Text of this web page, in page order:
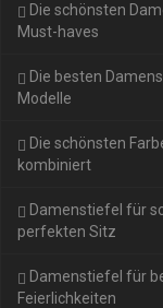
Die schönsten
Must-haves
Die besten
Modelle
Die schönsten
kombiniert
Damenstiefel für
perfekten Sitz
Damenstiefel für
Feierlichkeiten